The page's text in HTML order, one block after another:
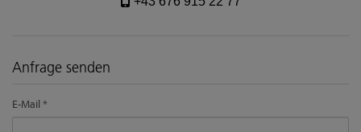
Anfrage senden
E-Mail